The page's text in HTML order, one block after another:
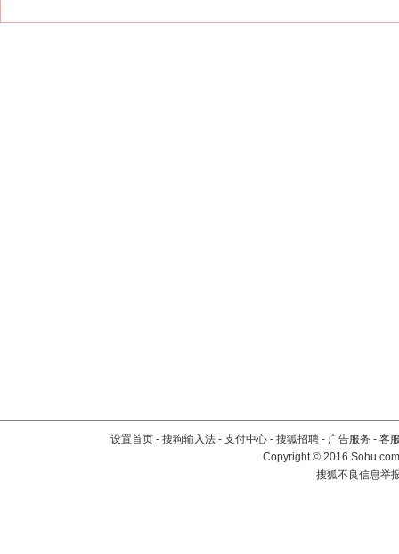
设置首页 - 搜狗输入法 - 支付中心 - 搜狐招聘 - 广告服务 - 客
Copyright©2016
搜狐不良信息举